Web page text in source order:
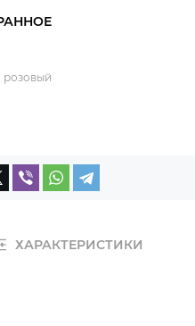
розовый
ХАРАКТЕРИСТИКИ